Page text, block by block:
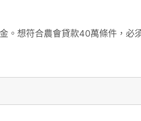
。想符合農會貸款40萬條件，必